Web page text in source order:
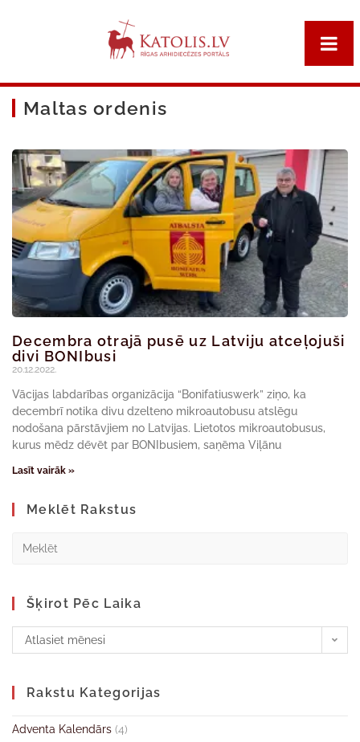
Maltas ordenis
Decembra otrajā pusē uz Latviju atceļojuši
divi BONIbusi
20.12.2022.
Vācijas labdarības organizācija “Bonifatiuswerk” ziņo, ka
decembrī notika divu dzelteno mikroautobusu atslēgu
nodošana pārstāvjiem no Latvijas. Lietotos mikroautobusus,
kurus mēdz dēvēt par BONIbusiem, saņēma Viļānu
Lasīt vairāk »
Meklēt Rakstus
Šķirot Pēc Laika
Atlasiet mēnesi
Rakstu Kategorijas
Adventa Kalendārs (4)